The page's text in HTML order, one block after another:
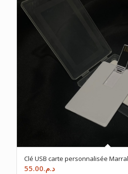
5.00
Clé USB carte personnalisée
د.م.55.00